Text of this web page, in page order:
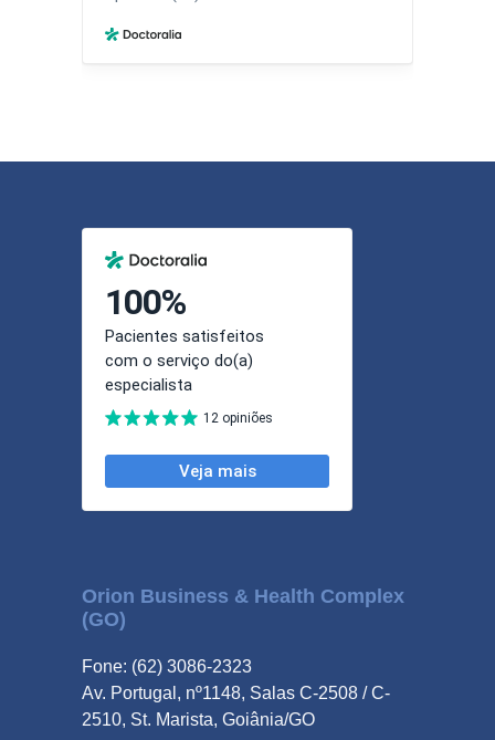
Orion Business & Health Complex
(GO)
Fone: (62) 3086-2323
Av. Portugal, nº1148, Salas C-2508 / C-
2510, St. Marista, Goiânia/GO